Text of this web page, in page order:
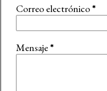
Correo electrónico*
Mensaje*